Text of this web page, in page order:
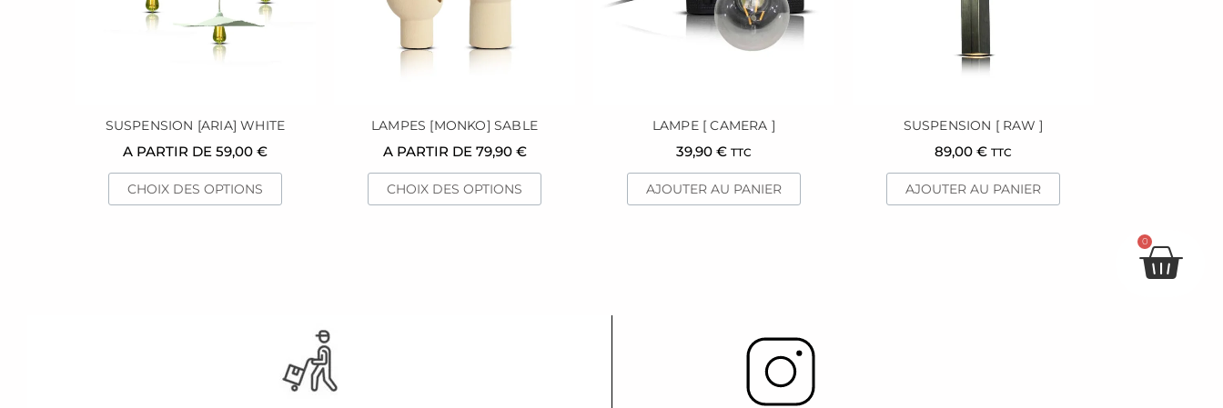
SUSPENSION [ARIA] WHITE
A PARTIR DE 59,00 €
CHOIX DES OPTIONS
page
LAMPES [MONKO] SABLE
A PARTIR DE 79,90 €
CHOIX DES OPTIONS
LAMPE [ CAMERA ]
39,90 € TTC
AJOUTER AU PANIER
SUSPENSION [ RAW ]
89,00 € TTC
AJOUTER AU PANIER
0